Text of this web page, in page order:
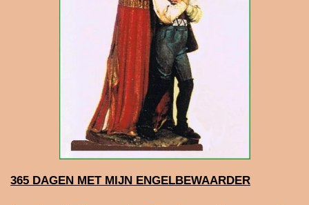
365 DAGEN MET MIJN ENGELBEWAARDER